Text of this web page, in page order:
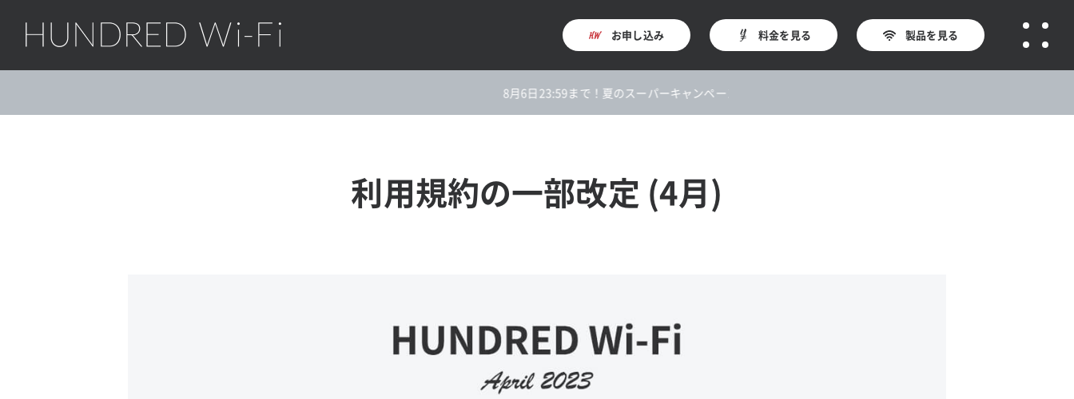
HUNDRED Wi-Fi お申し込み 料金を見る 製品を見る
8月6日23:59まで！夏のスーパーキャンペーン★今なら最大16,258円オフ！
利用規約の一部改定 (4月)